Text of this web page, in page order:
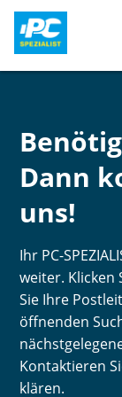
Dann
uns!
Ihr PC-
weiter. Klicken
Sie Ihre
öffnenden
Kontaktieren
klären.